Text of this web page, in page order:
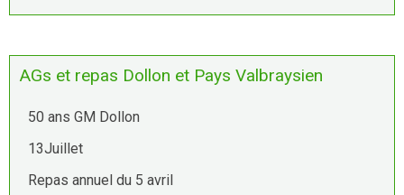
AGs et repas Dollon et Pays Valbraysien
50 ans GM Dollon
13Juillet
Repas annuel du 5 avril